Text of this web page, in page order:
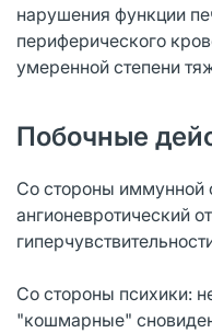
нарушения функции
периферического
умеренной степени
Побочные
Со стороны иммунной
ангионевротический
Со стороны психики:
"кошмарные"